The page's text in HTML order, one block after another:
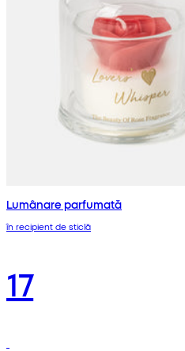
Lumânare parfumată
în recipient de sticlă
17